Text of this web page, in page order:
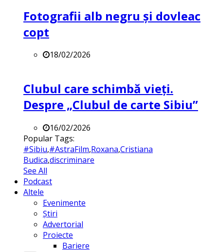
Fotografii alb negru și dovleac
copt
18/02/2026
Clubul care schimbă vieți.
Despre „Clubul de carte Sibiu”
16/02/2026
Popular Tags:
#Sibiu,#AstraFilm,Roxana,Cristiana
Budica,discriminare
See All
Podcast
Altele
Evenimente
Știri
Advertorial
Proiecte
Bariere